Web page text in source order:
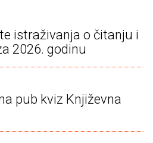
istraživanja o čitanju i
2026. godinu
pub kviz Književna